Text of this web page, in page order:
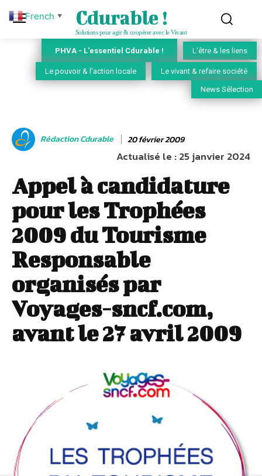
Cdurable !
Solutions pour agir & coopérer avec le Vivant
PHVA - L'essentiel Cdurable ! L'être & les liens
Le pouvoir & l'action locale Le vivant & refaire société
News Sélection
Rédaction Cdurable 20 février 2009
Actualisé le :25 janvier 2024
Appel à candidature
pour les Trophées
2009 du Tourisme
Responsable
organisés par
Voyages-sncf.com,
avant le 27 avril 2009
French ▼